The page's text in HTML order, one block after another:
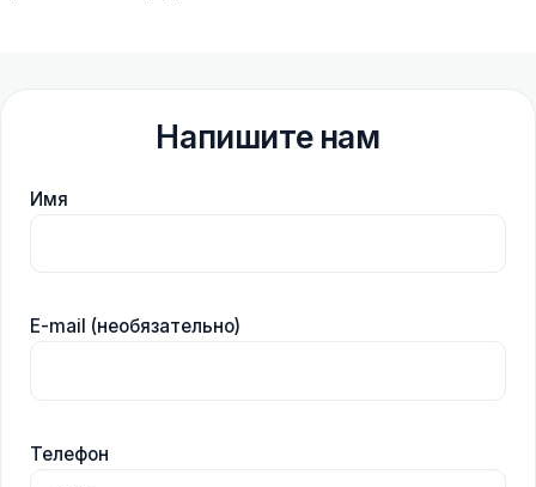
Напишите нам
Имя
E-mail (необязательно)
Телефон